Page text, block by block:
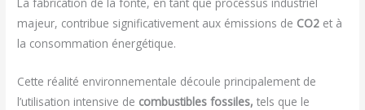
majeur, contribue significativement aux émissions de CO2 et à
la consommation énergétique.
Cette réalité environnementale découle principalement de
l’utilisation intensive de combustibles fossiles, tels que le